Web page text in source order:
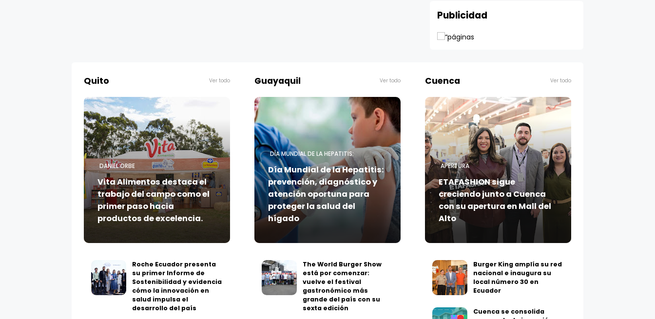
Publicidad
Quito Ver todo
DANIEL ORBE
Vita Alimentos destaca el
trabajo del campo como el
primer paso hacia
productos de excelencia.
Roche Ecuador presenta
su primer Informe de
Sostenibilidad y evidencia
cómo la innovación en
salud impulsa el
desarrollo del país
Guayaquil Ver todo
DÍA MUNDIAL DE LA HEPATITIS:
Día Mundial de la Hepatitis:
prevención, diagnóstico y
atención oportuna para
proteger la salud del
hígado
The World Burger Show
está por comenzar:
vuelve el festival
gastronómico más
grande del país con su
sexta edición
Cuenca Ver todo
APERTURA
ETAFASHION sigue
creciendo junto a Cuenca
con su apertura en Mall del
Alto
Burger King amplía su red
nacional e inaugura su
local número 30 en
Ecuador
Cuenca se consolida